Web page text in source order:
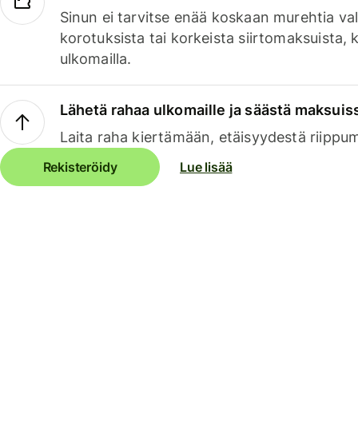
Sinun ei tarvitse enää koskaan murehtia
korotuksista tai korkeista siirtomaksuista,
ulkomailla.
Lähetä rahaa ulkomaille ja säästä
Laita raha kiertämään, etäisyydestä
Rekisteröidy Lue lisää